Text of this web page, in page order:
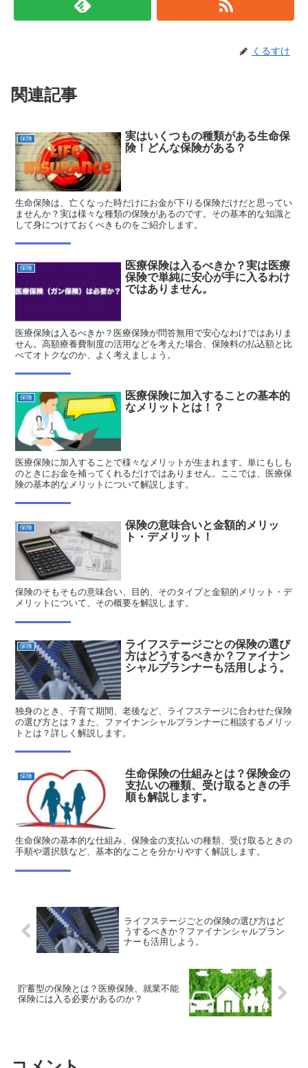
くるすけ
関連記事
保険
実はいくつもの種類がある生命保
険！どんな保険がある？
生命保険は、亡くなった時だけにお金が下りる保険だけだと思ってい
ませんか？実は様々な種類の保険があるのです。その基本的な知識と
して身につけておくべきものをご紹介します。
保険
医療保険は入るべきか？実は医療
保険で単純に安心が手に入るわけ
ではありません。
医療保険は入るべきか？医療保険が問答無用で安心なわけではありま
せん。高額療養費制度の活用などを考えた場合、保険料の払込額と比
べてオトクなのか、よく考えましょう。
保険
医療保険に加入することの基本的
なメリットとは！？
医療保険に加入することで様々なメリットが生まれます。単にもしも
のときにお金を補ってくれるだけではありません。ここでは、医療保
険の基本的なメリットについて解説します。
保険
保険の意味合いと金額的メリッ
ト・デメリット！
保険のそもそもの意味合い、目的、そのタイプと金額的メリット・デ
メリットについて、その概要を解説します。
保険
ライフステージごとの保険の選び
方はどうするべきか？ファイナン
シャルプランナーも活用しよう。
独身のとき、子育て期間、老後など、ライフステージに合わせた保険
の選び方とは？また、ファイナンシャルプランナーに相談するメリッ
トとは？詳しく解説します。
保険
生命保険の仕組みとは？保険金の
支払いの種類、受け取るときの手
順も解説します。
生命保険の基本的な仕組み、保険金の支払いの種類、受け取るときの
手順や選択肢など、基本的なことを分かりやすく解説します。
ライフステージごとの保険の選び方はど
うするべきか？ファイナンシャルプラン
ナーも活用しよう。
貯蓄型の保険とは？医療保険、就業不能
保険には入る必要があるのか？